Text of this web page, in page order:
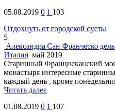
05.08.2019 0 1 103
Отдохнуть от городской суеты
5
Александра Сан Франческо
Италия май 2019
Старинный Францисканский
монастыря интересные
каждый день , кроме
Читать далее
01.08.2019 0 1 107